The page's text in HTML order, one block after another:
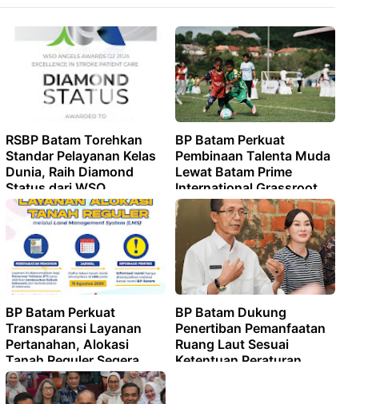
RSBP Batam Torehkan
Standar Pelayanan Kelas
Dunia, Raih Diamond
Status dari WSO
BP Batam Perkuat
Pembinaan Talenta Muda
Lewat Batam Prime
International Grassroot
Football sebagai Festival
2026
BP Batam Perkuat
Transparansi Layanan
Pertanahan, Alokasi
Tanah Reguler Segera
Hadir Melalui LMS
BP Batam Dukung
Penertiban Pemanfaatan
Ruang Laut Sesuai
Ketentuan Peraturan